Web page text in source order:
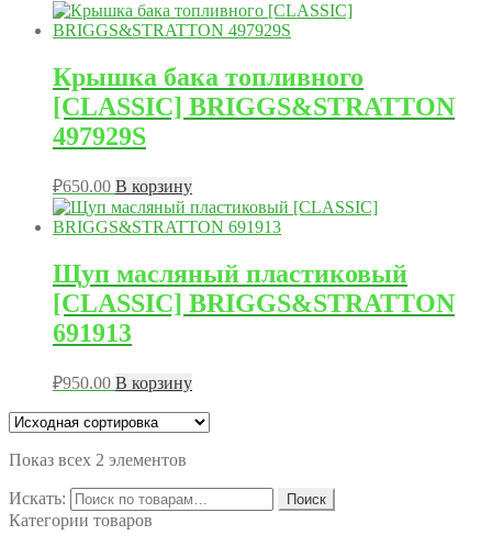
Крышка бака топливного
[CLASSIC] BRIGGS&STRATTON
497929S
₽650.00 В корзину
Щуп масляный пластиковый
[CLASSIC] BRIGGS&STRATTON
691913
₽950.00 В корзину
Показ всех 2 элементов
Искать: Поиск
Категории товаров